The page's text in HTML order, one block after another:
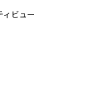
ビュー